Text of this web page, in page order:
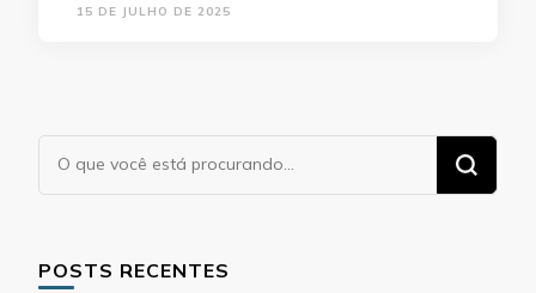
15 DE JULHO DE 2025
Procurando
algo?
POSTS RECENTES